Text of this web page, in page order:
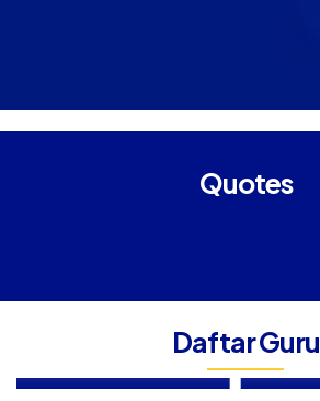
Quotes
Daftar Guru
HADI SUYONO, ST